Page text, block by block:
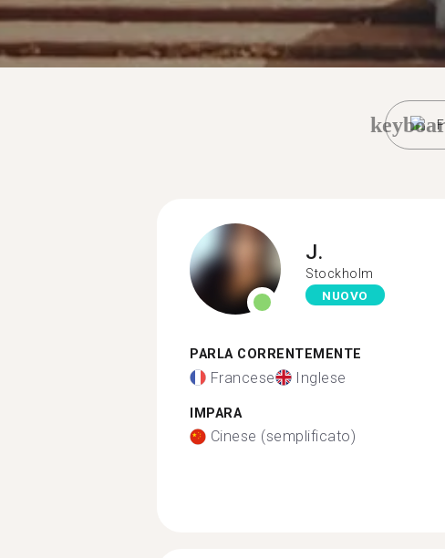
J.
Stockholm
NUOVO
PARLA CORRENTEMENTE
Francese Inglese
IMPARA
Cinese (semplificato)